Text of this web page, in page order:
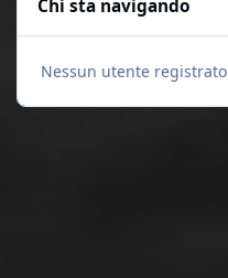
Chi sta navigando
Nessun utente